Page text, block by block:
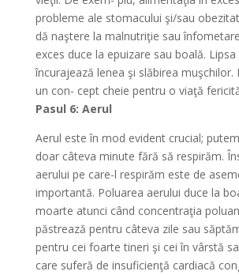
probleme ale stomacului şi/sau
dă naştere la malnutriţie sau
exces duce la epuizare sau boală. Lipsa
încurajează lenea şi slăbirea
un con- cept cheie pentru o viaţă
Pasul 6: Aerul
Aerul este în mod evident crucial;
doar câteva minute fără să respirăm.
aerului pe care-l respirăm este de
importantă. Poluarea aerului duce la
moarte atunci când concentraţia
păstrează pentru câteva zile sau
pentru cei foarte tineri şi cei în vârstă
care suferă de insuficienţă cardiacă